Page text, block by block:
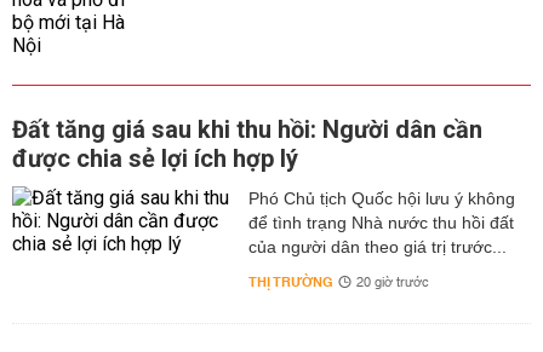
Đất tăng giá sau khi thu hồi: Người dân cần
được chia sẻ lợi ích hợp lý
Phó Chủ tịch Quốc hội lưu ý không
để tình trạng Nhà nước thu hồi đất
của người dân theo giá trị trước...
THỊ TRƯỜNG 20 giờ trước